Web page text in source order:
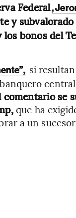
Federal,
y subvalorado
bonos del
si
comentario se
que ha
a un